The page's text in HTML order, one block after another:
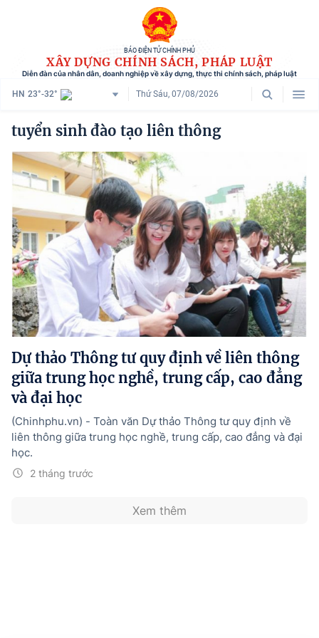
BÁO ĐIỆN TỬ CHÍNH PHỦ
XÂY DỰNG CHÍNH SÁCH, PHÁP LUẬT
Diễn đàn của nhân dân, doanh nghiệp về xây dựng, thực thi chính sách, pháp luật
HN 23°-32° Thứ Sáu, 07/08/2026
Danh mục
Trang chủ
Chính sách mới
Tham vấn chính sách
Người dân góp ý
Doanh nghiệp hiến kế
Chính sách và cuộc sống
Hướng dẫn thực hiện chính sách
Phát triển kinh tế tư nhân và doanh nghiệp dân tộc
Ocop và chuỗi giá trị Nông sản
Kinh tế tư nhân
Doanh nghiệp dân tộc
Khác
tuyển sinh đào tạo liên thông
Dự thảo Thông tư quy định về liên thông
giữa trung học nghề, trung cấp, cao đẳng
và đại học
2 tháng trước
(Chinhphu.vn) - Toàn văn Dự thảo Thông tư quy định về
liên thông giữa trung học nghề, trung cấp, cao đẳng và đại
học.
Xem thêm